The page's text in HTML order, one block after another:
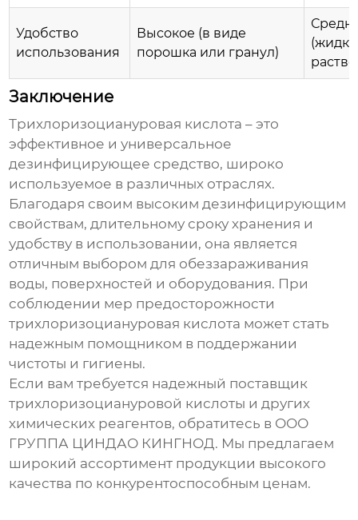
Удобство
использования
Высокое (в виде
порошка или гранул)
Заключение
Трихлоризоциануровая кислота – это
эффективное и универсальное
дезинфицирующее средство, широко
используемое в различных отраслях.
Благодаря своим высоким дезинфицирующим
свойствам, длительному сроку хранения и
удобству в использовании, она является
отличным выбором для обеззараживания
воды, поверхностей и оборудования. При
соблюдении мер предосторожности
трихлоризоциануровая кислота может стать
надежным помощником в поддержании
чистоты и гигиены.
Если вам требуется надежный поставщик
трихлоризоциануровой кислоты и других
химических реагентов, обратитесь в ООО
ГРУППА ЦИНДАО КИНГНОД. Мы предлагаем
широкий ассортимент продукции высокого
качества по конкурентоспособным ценам.